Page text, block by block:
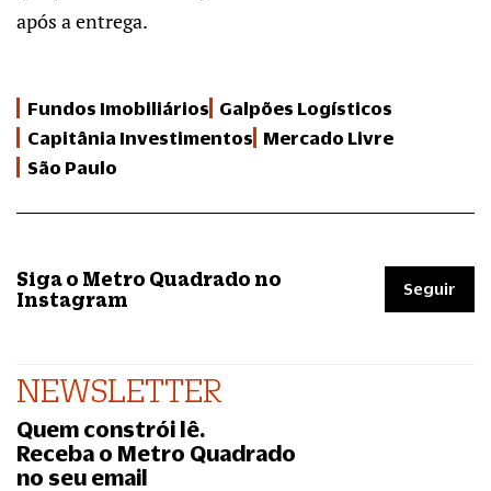
após a entrega.
Fundos Imobiliários Galpões Logísticos
Capitânia Investimentos Mercado Livre
São Paulo
Siga o Metro Quadrado no
Instagram
Seguir
NEWSLETTER
Quem constrói lê.
Receba o Metro Quadrado
no seu email